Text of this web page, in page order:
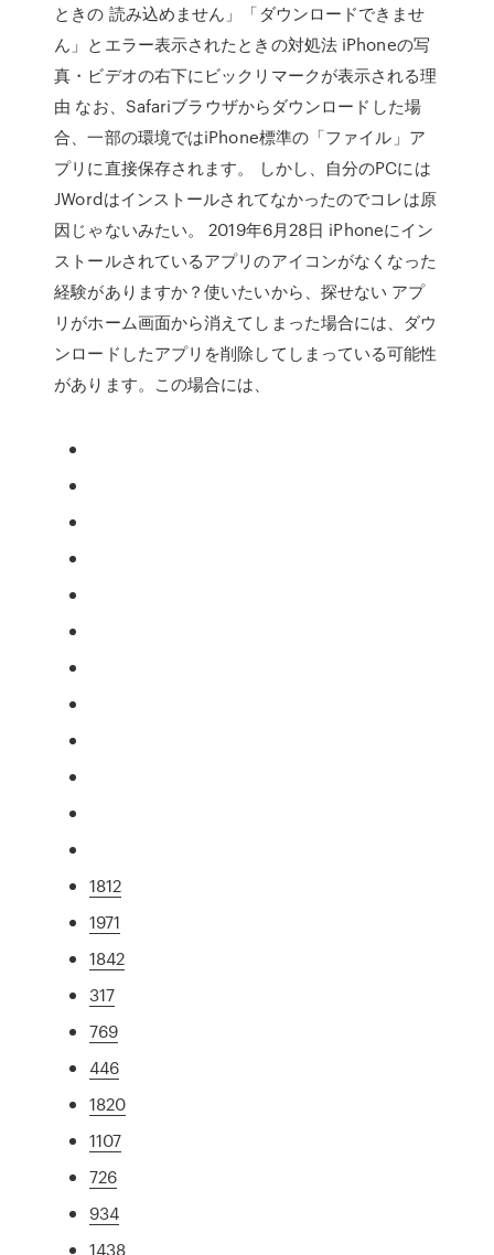
ときの 読み込めません」「ダウンロードできませ
ん」とエラー表示されたときの対処法 iPhoneの写
真・ビデオの右下にビックリマークが表示される理
由 なお、Safariブラウザからダウンロードした場
合、一部の環境ではiPhone標準の「ファイル」ア
プリに直接保存されます。 しかし、自分のPCには
JWordはインストールされてなかったのでコレは原
因じゃないみたい。 2019年6月28日 iPhoneにイン
ストールされているアプリのアイコンがなくなった
経験がありますか？使いたいから、探せない アプ
リがホーム画面から消えてしまった場合には、ダウ
ンロードしたアプリを削除してしまっている可能性
があります。この場合には、
1812
1971
1842
317
769
446
1820
1107
726
934
1438